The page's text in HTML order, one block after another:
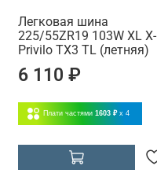
Легковая шина
225/55ZR19 103W XL X-
Privilo TX3 TL (летняя)
6 110 ₽
Плати частями 1603 ₽ x 4